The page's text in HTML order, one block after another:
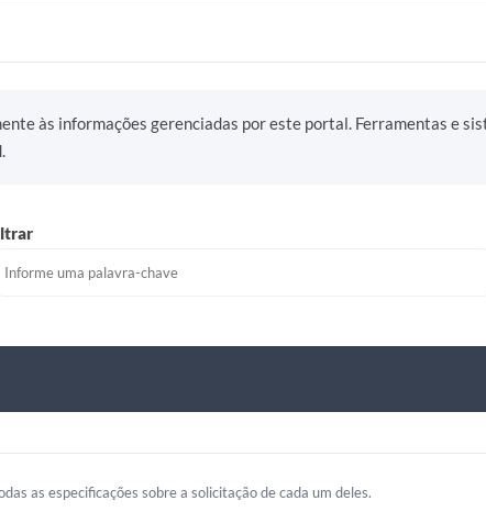
às informações gerenciadas por este portal. Ferramentas e
.
as especificações sobre a solicitação de cada um deles.